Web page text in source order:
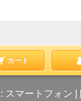
カート
スマートフォン